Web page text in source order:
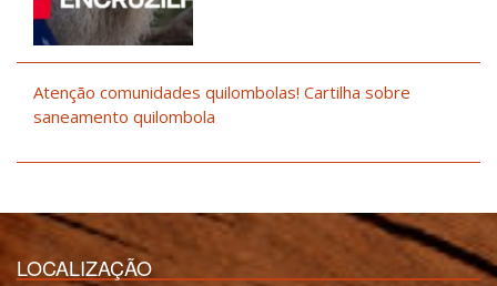
Atenção comunidades quilombolas! Cartilha sobre
saneamento quilombola
LOCALIZAÇÃO